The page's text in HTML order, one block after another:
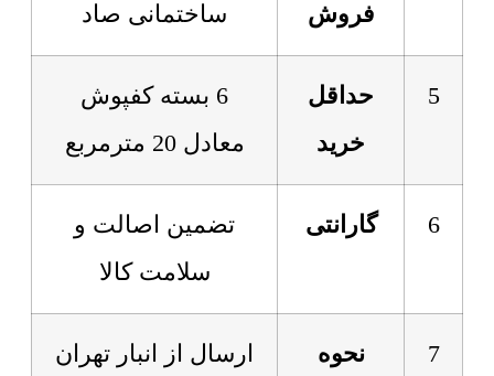
فروش
ساختمانی صاد
5
حداقل
خرید
6 بسته کفپوش
معادل 20 مترمربع
6 گارانتی
تضمین اصالت و
سلامت کالا
7
نحوه
ارسال از انبار تهران